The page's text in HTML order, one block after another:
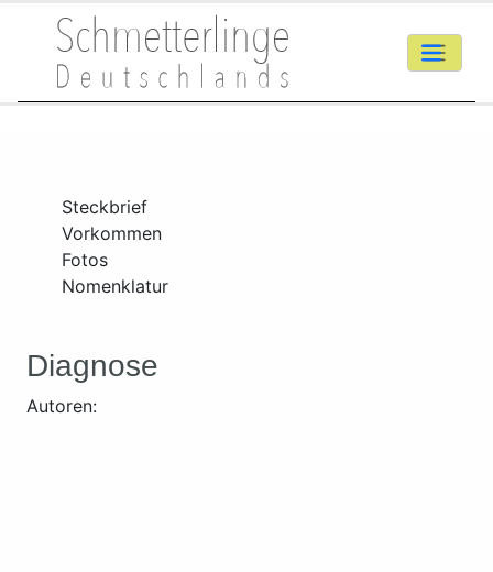
Steckbrief
Vorkommen
Fotos
Nomenklatur
Diagnose
Autoren: